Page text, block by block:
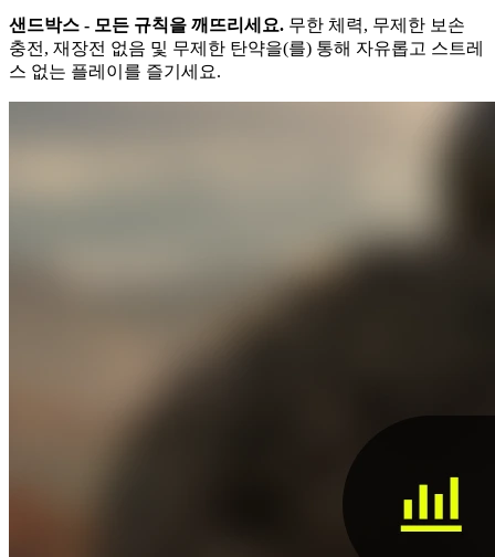
샌드박스 - 모든 규칙을 깨뜨리세요. 무한 체력, 무제한 보손
충전, 재장전 없음 및 무제한 탄약을(를) 통해 자유롭고 스트레
스 없는 플레이를 즐기세요.